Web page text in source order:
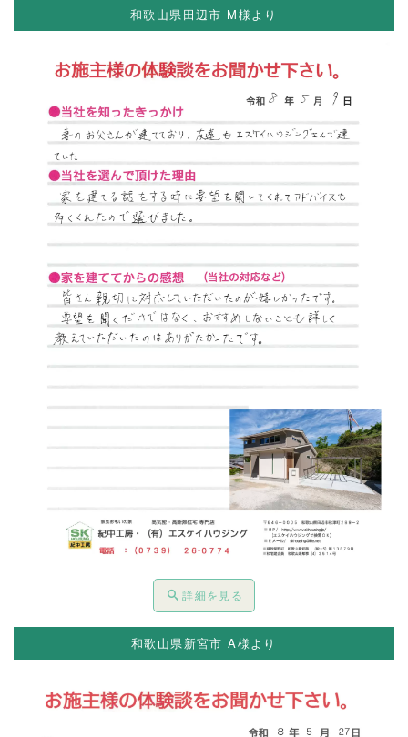
和歌山県田辺市 M様より
詳細を見る
和歌山県新宮市 A様より